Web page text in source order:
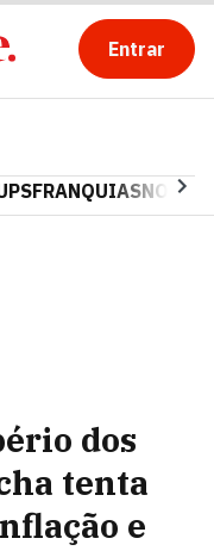
Entrar
FRANQUIAS
dos
tenta
e